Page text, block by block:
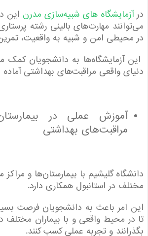
های شبیه‌سازی مدرناین
مهارت‌های بالینی رشته پرستاری
امن و شبیه به واقعیت، تمرین
به دانشجویان کمک می‌کند
واقعی مراقبت‌های بهداشتی آماده
آموزش عملی در بیمارستان
مراقبت‌های بهداشتی
گلیشیم با بیمارستان‌ها و مراکز
در استانبول همکاری دارد.
امر باعث به دانشجویان فرصت بسیار
محیط واقعی و با بیماران مختلف دوره
و تجربه عملی کسب کنند.